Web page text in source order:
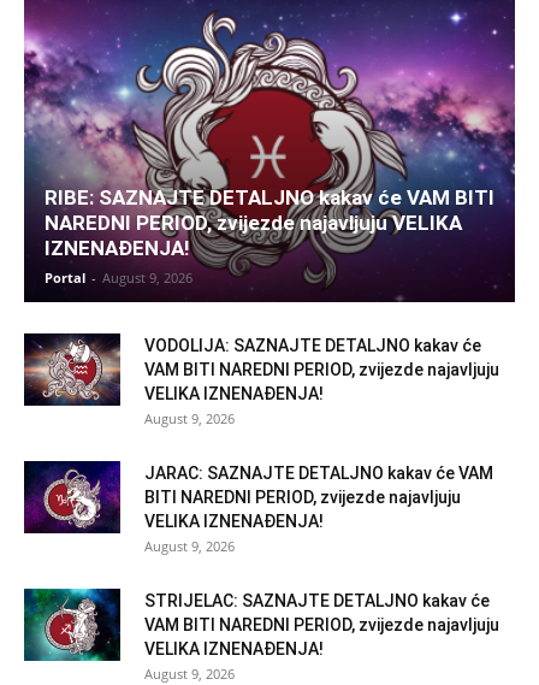
RIBE: SAZNAJTE DETALJNO kakav će VAM BITI
NAREDNI PERIOD, zvijezde najavljuju VELIKA
IZNENAĐENJA!
Portal - August 9, 2026
VODOLIJA: SAZNAJTE DETALJNO kakav će
VAM BITI NAREDNI PERIOD, zvijezde najavljuju
VELIKA IZNENAĐENJA!
August 9, 2026
JARAC: SAZNAJTE DETALJNO kakav će VAM
BITI NAREDNI PERIOD, zvijezde najavljuju
VELIKA IZNENAĐENJA!
August 9, 2026
STRIJELAC: SAZNAJTE DETALJNO kakav će
VAM BITI NAREDNI PERIOD, zvijezde najavljuju
VELIKA IZNENAĐENJA!
August 9, 2026